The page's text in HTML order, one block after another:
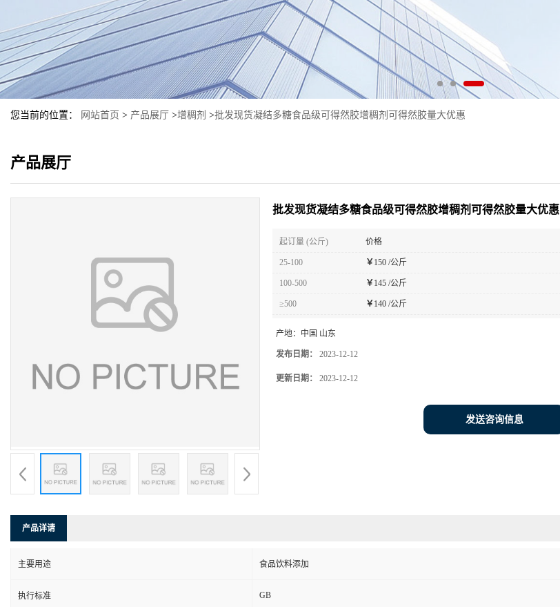
您当前的位置： 网站首页 > 产品展厅 >增稠剂 >批发现货凝结多糖食品级可得然胶增稠剂可得然胶量大优惠
产品展厅
批发现货凝结多糖食品级可得然胶增稠剂可得然胶量大优惠
起订量 (公斤) 价格
25-100 ￥150 /公斤
100-500 ￥145 /公斤
≥500 ￥140 /公斤
产地： 中国 山东
发布日期： 2023-12-12
更新日期： 2023-12-12
发送咨询信息
产品详请
主要用途 食品饮料添加
执行标准 GB